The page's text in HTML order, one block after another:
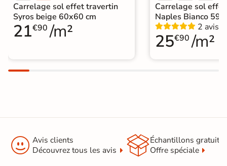
Carrelage sol effet travertin
Syros beige 60x60 cm
21€90 /m²
Carrelage sol
Naples Bianco
2 avis
25€90 /m²
 Avis clients
Découvrez tous les avis
Échantillons gratuit
Offre spéciale